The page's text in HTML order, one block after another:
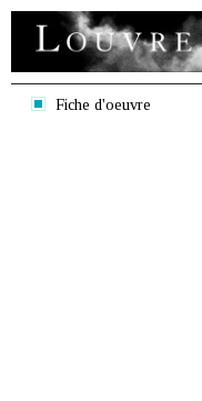
Fiche d'oeuvre